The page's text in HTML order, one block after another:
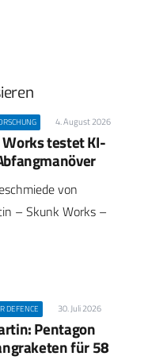
4. August 2026
testet KI-
von
– Skunk Works –
DEFENCE 30. Juli 2026
Pentagon
für 58